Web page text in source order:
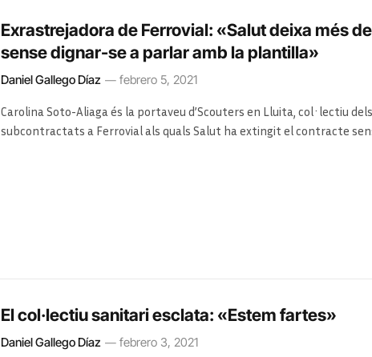
Exrastrejadora de Ferrovial: «Salut deixa més
sense dignar-se a parlar amb la plantilla»
Daniel Gallego Díaz febrero 5, 2021
Carolina Soto-Aliaga és la portaveu d’Scouters en Lluita, col·lectiu
subcontractats a Ferrovial als quals Salut ha extingit el contracte
El col·lectiu sanitari esclata: «Estem fartes»
Daniel Gallego Díaz febrero 3, 2021